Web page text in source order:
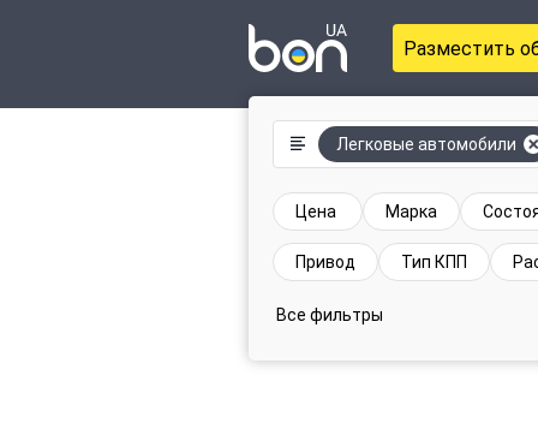
Разместить
Легковые автомобили
Цена Марка
Привод Тип КПП
Все фильтры